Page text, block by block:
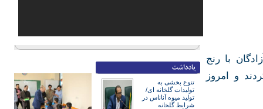
با رنج
و امروز
تنوع بخشی به
تولیدات گلخانه ای/
تولید میوه آناناس در
شرایط گلخانه